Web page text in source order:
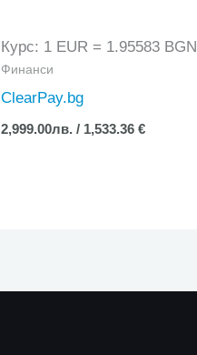
Курс: 1 EUR = 1.95583 BGN
Финанси
ClearPay.bg
2,999.00лв./ 1,533.36 €